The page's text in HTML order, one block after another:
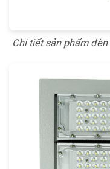
Chi tiết sản phẩm